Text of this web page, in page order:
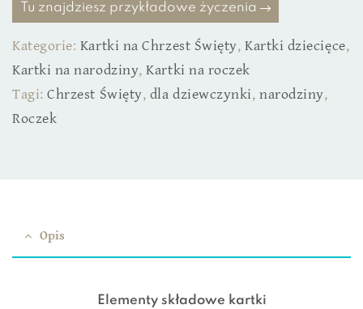
Tu znajdziesz przykładowe życzenia
Kategorie: Kartki na Chrzest Święty,Kartki dziecięce,
Kartki na narodziny,Kartki na roczek
Tagi:Chrzest Święty, dla dziewczynki,narodziny,
Roczek
Opis
Elementy składowe kartki